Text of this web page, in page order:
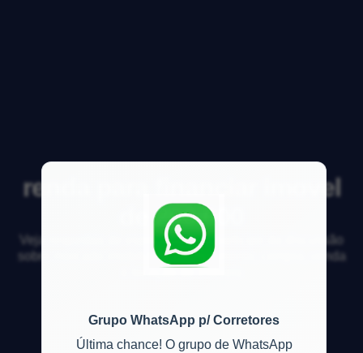
Grupo WhatsApp p/ Corretores
Última chance! O grupo de WhatsApp
renda para financiar imovel
de 200.000
Veja respostas de especialistas e participe da discussão
sobre mercado imobiliário, financiamento, compra, venda
e locação de imóveis